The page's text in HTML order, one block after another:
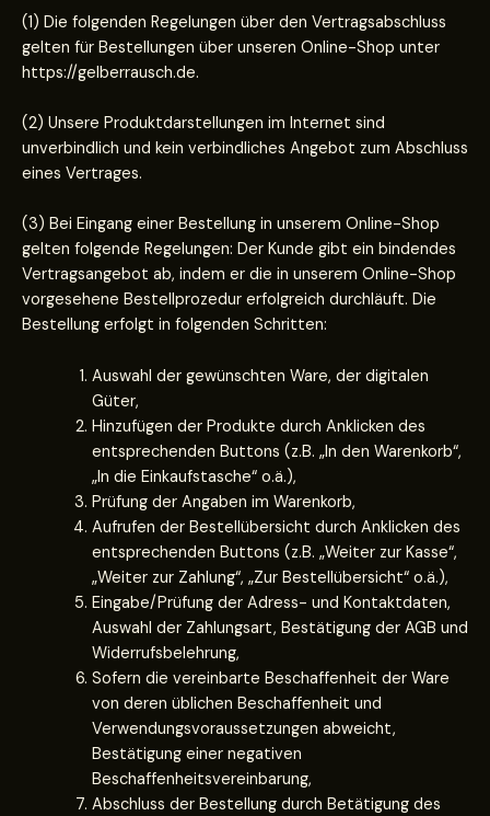
(1) Die folgenden Regelungen über den Vertragsabschluss
gelten für Bestellungen über unseren Online-Shop unter
https://gelberrausch.de.
(2) Unsere Produktdarstellungen im Internet sind
unverbindlich und kein verbindliches Angebot zum Abschluss
eines Vertrages.
(3) Bei Eingang einer Bestellung in unserem Online-Shop
gelten folgende Regelungen: Der Kunde gibt ein bindendes
Vertragsangebot ab, indem er die in unserem Online-Shop
vorgesehene Bestellprozedur erfolgreich durchläuft. Die
Bestellung erfolgt in folgenden Schritten:
Auswahl der gewünschten Ware, der digitalen
Güter,
Hinzufügen der Produkte durch Anklicken des
entsprechenden Buttons (z.B. „In den Warenkorb“,
„In die Einkaufstasche“ o.ä.),
Prüfung der Angaben im Warenkorb,
Aufrufen der Bestellübersicht durch Anklicken des
entsprechenden Buttons (z.B. „Weiter zur Kasse“,
„Weiter zur Zahlung“, „Zur Bestellübersicht“ o.ä.),
Eingabe/Prüfung der Adress- und Kontaktdaten,
Auswahl der Zahlungsart, Bestätigung der AGB und
Widerrufsbelehrung,
Sofern die vereinbarte Beschaffenheit der Ware
von deren üblichen Beschaffenheit und
Verwendungsvoraussetzungen abweicht,
Bestätigung einer negativen
Beschaffenheitsvereinbarung,
Abschluss der Bestellung durch Betätigung des